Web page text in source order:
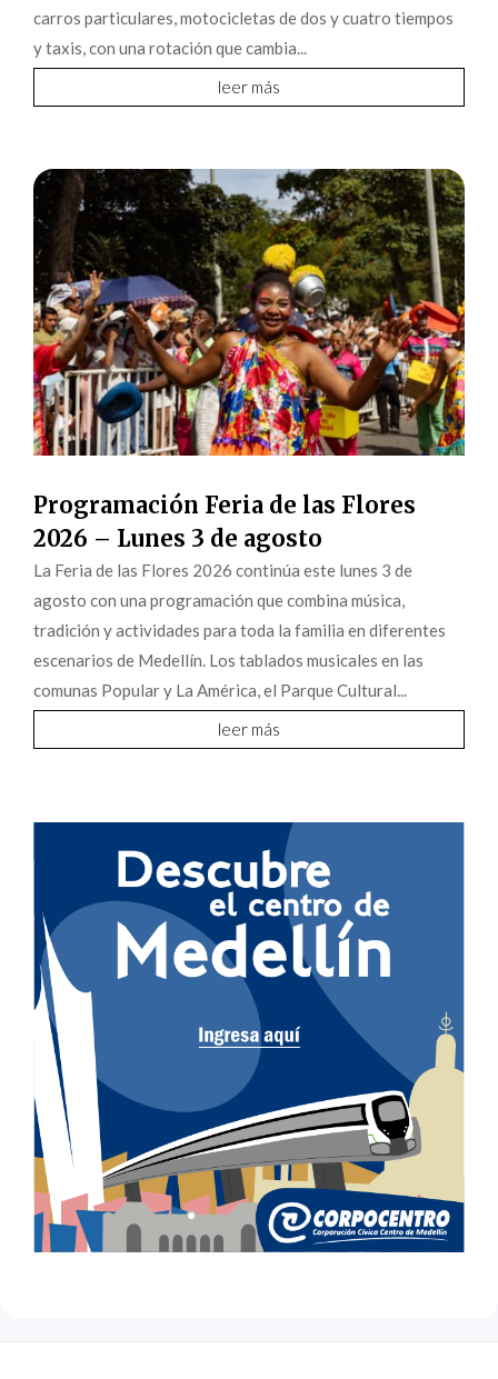
carros particulares, motocicletas de dos y cuatro tiempos
y taxis, con una rotación que cambia...
leer más
Programación Feria de las Flores
2026 – Lunes 3 de agosto
La Feria de las Flores 2026 continúa este lunes 3 de
agosto con una programación que combina música,
tradición y actividades para toda la familia en diferentes
escenarios de Medellín. Los tablados musicales en las
comunas Popular y La América, el Parque Cultural...
leer más